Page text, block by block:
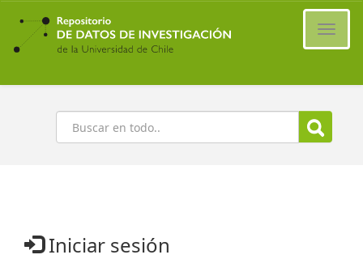
Ir
contenido
principal
Buscar
Iniciar sesión